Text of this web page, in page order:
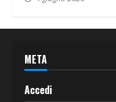
META
Accedi